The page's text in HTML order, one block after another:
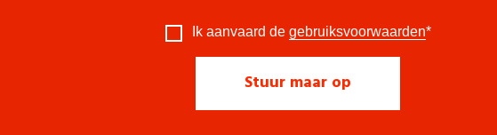
Ik aanvaard de gebruiksvoorwaarden*